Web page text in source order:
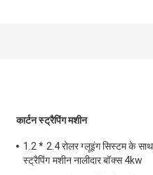
कार्टन स्ट्रैपिंग मशीन
1.2 * 2.4 रोलर ग्लूइंग सिस्टम के
स्ट्रैपिंग मशीन नालीदार बॉक्स 4kw